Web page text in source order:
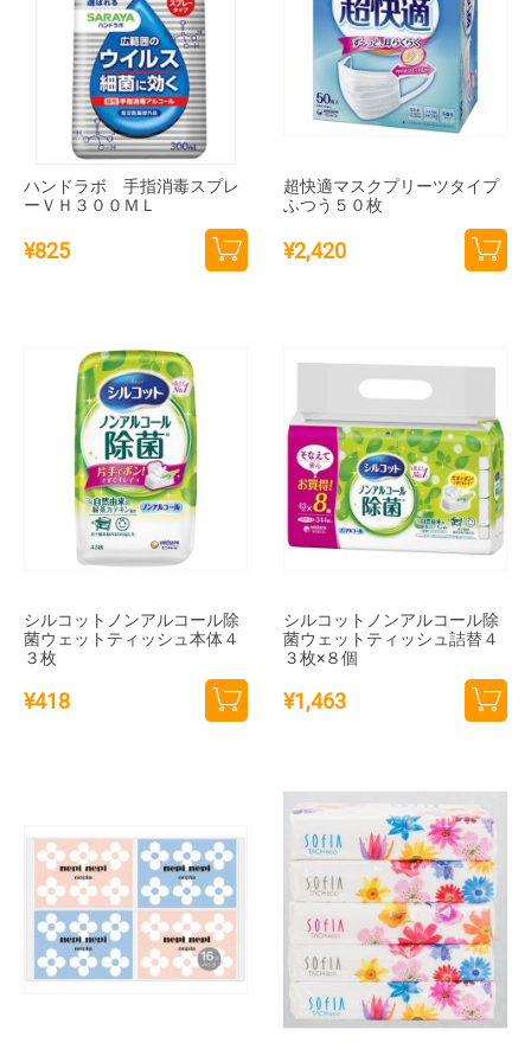
ハンドラボ 手指消毒スプレ
ーＶＨ３００ＭＬ
¥825
超快適マスクプリーツタイプ
ふつう５０枚
¥2,420
シルコットノンアルコール除
菌ウェットティッシュ本体４
３枚
¥418
シルコットノンアルコール除
菌ウェットティッシュ詰替４
３枚×８個
¥1,463
追加